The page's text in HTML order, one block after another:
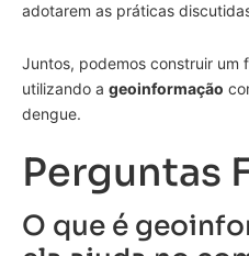
adotarem as práticas
Juntos, podemos construir um
utilizando a geoinformação
dengue.
Perguntas
O que é